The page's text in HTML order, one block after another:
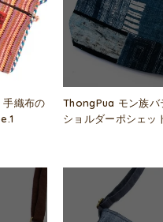
手織布の
ThongPua モン族バ
ショルダーポシェッ